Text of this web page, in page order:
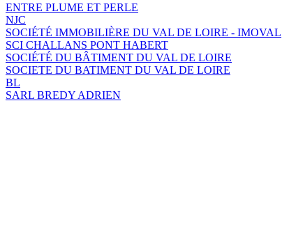
ENTRE PLUME ET PERLE
NJC
SOCIÉTÉ IMMOBILIÈRE DU VAL DE LOIRE - IMOVAL
SCI CHALLANS PONT HABERT
SOCIÉTÉ DU BÂTIMENT DU VAL DE LOIRE
SOCIETE DU BATIMENT DU VAL DE LOIRE
BL
SARL BREDY ADRIEN